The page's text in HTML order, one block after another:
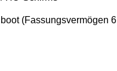
(Fassungsver­mögen 6